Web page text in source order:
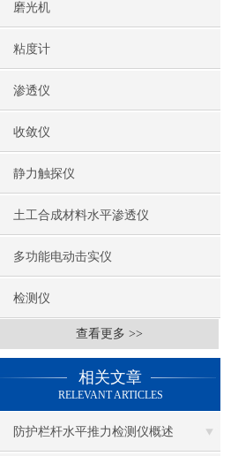
磨光机
粘度计
渗透仪
收敛仪
静力触探仪
土工合成材料水平渗透仪
多功能电动击实仪
检测仪
查看更多 >>
相关文章
RELEVANT ARTICLES
防护栏杆水平推力检测仪概述